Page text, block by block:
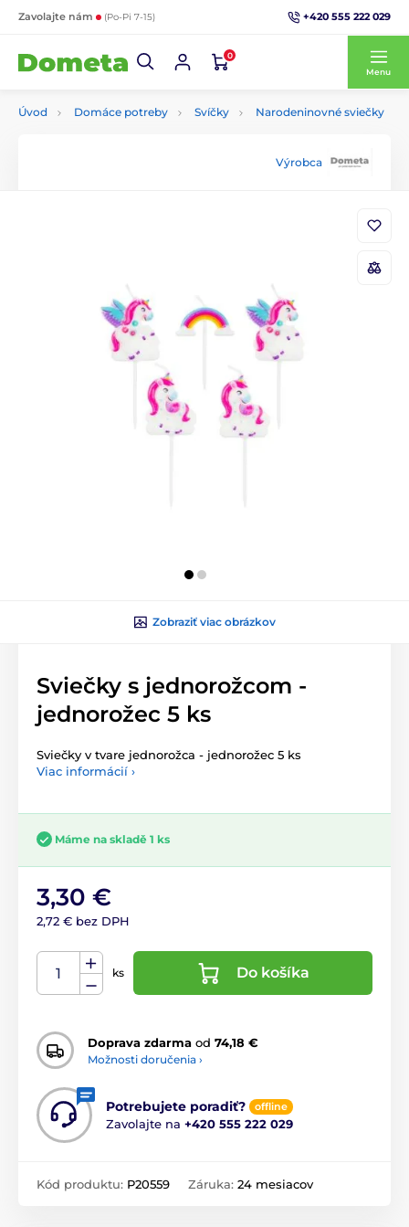
Zavolajte nám (Po-Pi 7-15) +420 555 222 029
0
Menu
Úvod Domáce potreby Svíčky Narodeninovné sviečky
Výrobca
Zobraziť viac obrázkov
Sviečky s jednorožcom -
jednorožec 5 ks
Sviečky v tvare jednorožca - jednorožec 5 ks
Viac informácií ›
Máme na skladě 1 ks
3,30 €
2,72 € bez DPH
ks Do košíka
Doprava zdarma od 74,18 €
Možnosti doručenia ›
Potrebujete poradiť? offline
Zavolajte na +420 555 222 029
Kód produktu: P20559 Záruka: 24 mesiacov